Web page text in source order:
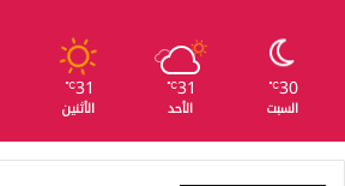
30
℃
السبت
31
℃
الأحد
31
℃
الأثنين